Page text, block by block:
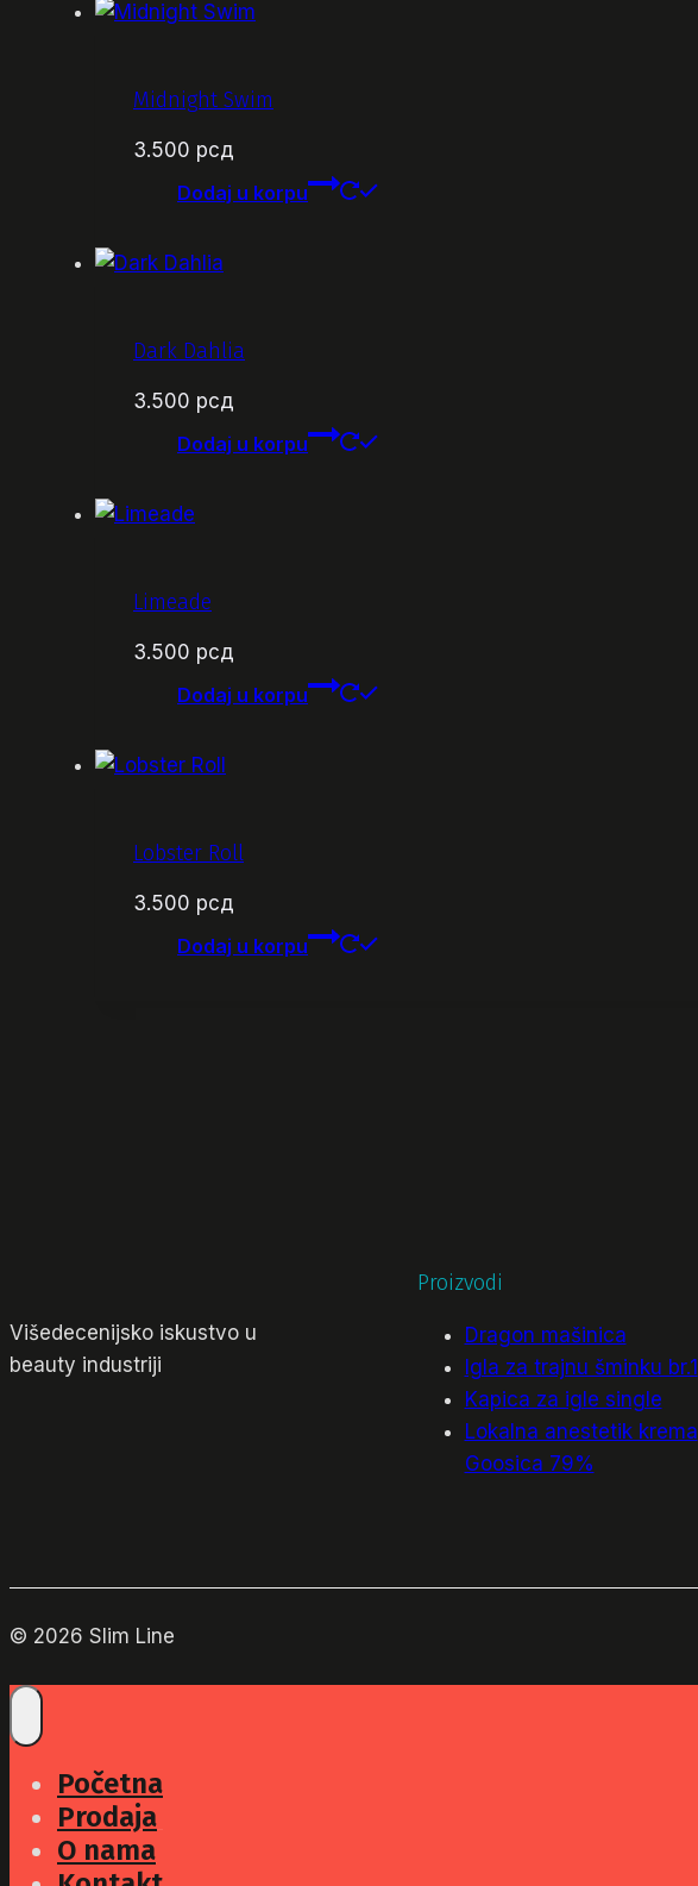
Midnight Swim
3.500 рсд
Dodaj u korpu
Dark Dahlia
3.500 рсд
Dodaj u korpu
Limeade
3.500 рсд
Dodaj u korpu
Lobster Roll
3.500 рсд
Dodaj u korpu
Višedecenijsko iskustvo u
beauty industriji
Proizvodi
Dragon mašinica
Igla za trajnu šminku br.1
Kapica za igle single
Lokalna anestetik krema
Goosica 79%
© 2026 Slim Line
Početna
Prodaja
O nama